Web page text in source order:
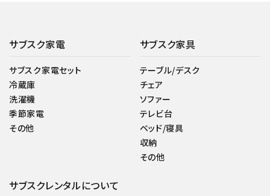
サブスク家電
サブスク家電セット
冷蔵庫
洗濯機
季節家電
その他
サブスク家具
テーブル/デスク
チェア
ソファー
テレビ台
ベッド/寝具
収納
その他
サブスクレンタルについて